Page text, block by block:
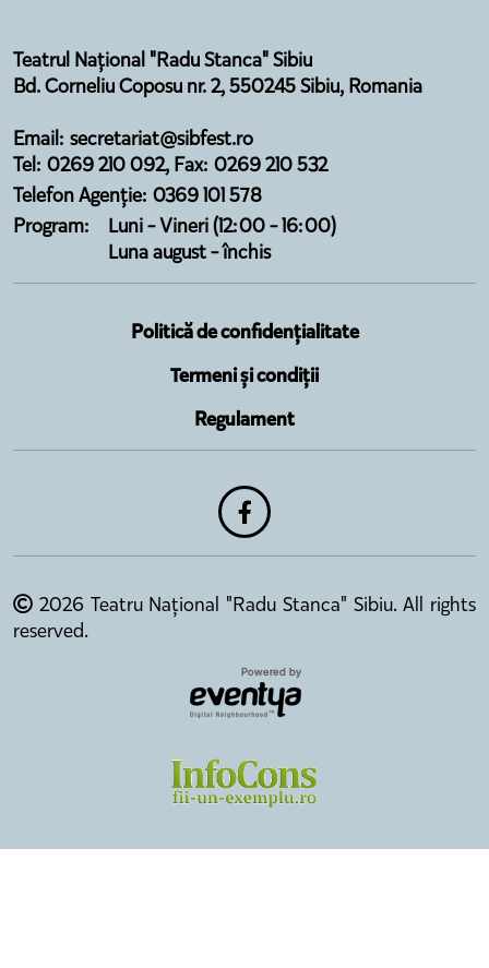
Teatrul Național "Radu Stanca" Sibiu
Bd. Corneliu Coposu nr. 2, 550245 Sibiu, Romania
Email: secretariat@sibfest.ro
Tel: 0269 210 092, Fax: 0269 210 532
Telefon Agenție: 0369 101 578
Program:
Luni - Vineri (12:00 - 16:00)
Luna august - închis
Politică de confidențialitate
Termeni și condiții
Regulament
2026 Teatru Național "Radu Stanca" Sibiu. All rights
reserved.